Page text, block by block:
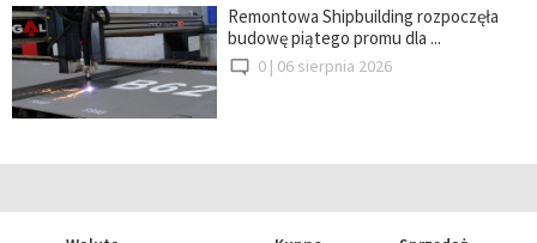
Remontowa Shipbuilding rozpoczęła
budowę piątego promu dla ...
0 | 06 sierpnia 2026